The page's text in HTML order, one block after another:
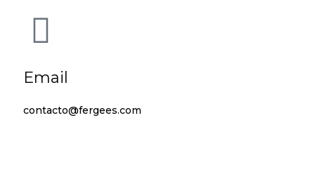
Email
contacto@fergees.com